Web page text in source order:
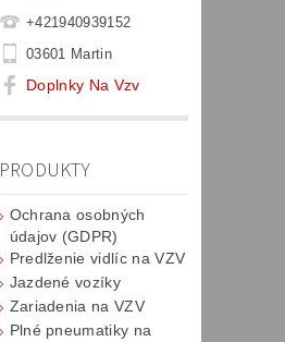
+421940939152
03601 Martin
Doplnky Na Vzv
PRODUKTY
Ochrana osobných
údajov (GDPR)
Predlženie vidlíc na VZV
Jazdené vozíky
Zariadenia na VZV
Plné pneumatiky na